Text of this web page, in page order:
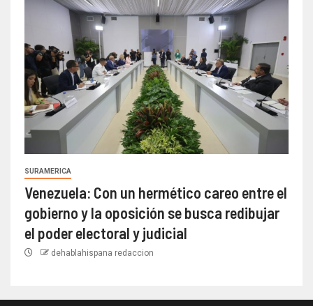
SURAMERICA
Venezuela: Con un hermético careo entre el
gobierno y la oposición se busca redibujar
el poder electoral y judicial
dehablahispana redaccion